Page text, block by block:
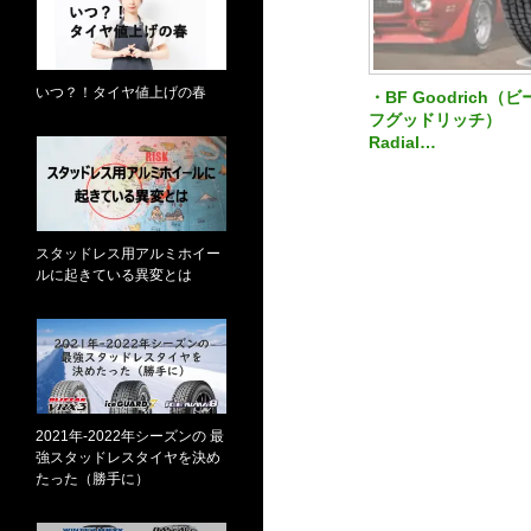
・BF Goodrich（ビ
フグッドリッチ）
Radial…
いつ？！タイヤ値上げの春
スタッドレス用アルミホイー
ルに起きている異変とは
2021年-2022年シーズンの 最
強スタッドレスタイヤを決め
たった（勝手に）